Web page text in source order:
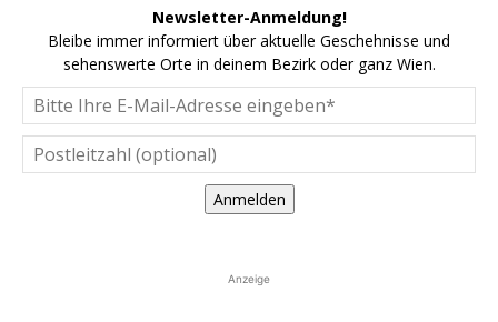
Newsletter-Anmeldung!
Bleibe immer informiert über aktuelle Geschehnisse und
sehenswerte Orte in deinem Bezirk oder ganz Wien.
Anmelden
Anzeige